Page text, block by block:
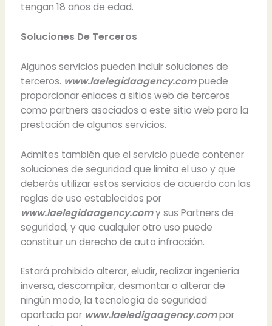
tengan 18 años de edad.
Soluciones De Terceros
Algunos servicios pueden incluir soluciones de
terceros. www.laelegidaagency.compuede
proporcionar enlaces a sitios web de terceros
como partners asociados a este sitio web para la
prestación de algunos servicios.
Admites también que el servicio puede contener
soluciones de seguridad que limita el uso y que
deberás utilizar estos servicios de acuerdo con las
reglas de uso establecidos por
www.laelegidaagency.comy sus Partners de
seguridad, y que cualquier otro uso puede
constituir un derecho de auto infracción.
Estará prohibido alterar, eludir, realizar ingeniería
inversa, descompilar, desmontar o alterar de
ningún modo, la tecnología de seguridad
aportada por www.laeledigaagency.compor